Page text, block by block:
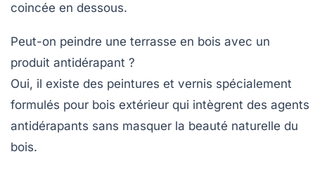
coincée en dessous.
Peut-on peindre une terrasse en bois avec un
produit antidérapant ?
Oui, il existe des peintures et vernis spécialement
formulés pour bois extérieur qui intègrent des agents
antidérapants sans masquer la beauté naturelle du
bois.